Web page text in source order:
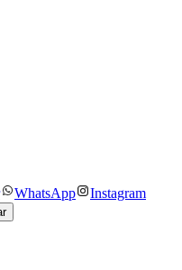
WhatsApp
Instagram